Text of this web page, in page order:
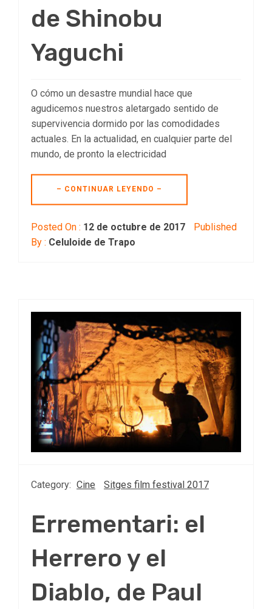
de Shinobu
Yaguchi
O cómo un desastre mundial hace que
agudicemos nuestros aletargado sentido de
supervivencia dormido por las comodidades
actuales. En la actualidad, en cualquier parte del
mundo, de pronto la electricidad
– CONTINUAR LEYENDO –
Posted On : 12 de octubre de 2017
Published
By : Celuloide de Trapo
Category: Cine Sitges film festival 2017
Errementari: el
Herrero y el
Diablo, de Paul